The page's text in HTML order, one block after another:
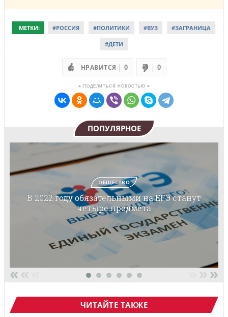
МЕТКИ: #РОССИЯ #ПОЛИТИКИ #ВУЗ #ЗАГРАНИЦА
#ДЕТИ
НРАВИТСЯ 0 0
≡ ПОДЕЛИТЬСЯ НОВОСТЬЮ ≡
ПОПУЛЯРНОЕ
ОБЩЕСТВО
В 2022 году обязательными на ЕГЭ станут
четыре предмета
««« »»»
ЧИТАЙТЕ ТАКЖЕ